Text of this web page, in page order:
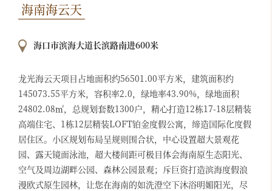
海南海云天
海口市滨海大道长滨路南进600米
龙光海云天项目占地面积约56501.00平方米，建筑面积约
145073.55平方米，容积率2.0，绿地率43.90%，绿地面积
24802.08㎡，总规划套数1300户，精心打造12栋17-18层精装
高端住宅、1栋12层精装LOFT铂金度假公寓，缔造国际化度假
居住区。小区规划布局呈规则围合状，中心设置超大景观花
园、露天镜面泳池，超大楼间距可极目体会海南原生态阳光、
空气及周边湖畔公园、森林公园景观；斥巨资打造滨海度假浪
漫欧式原生园林，让您在海南的如洗澄空下沐浴明媚阳光，尽